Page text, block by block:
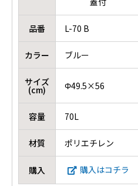
品番 L-70 B
カラー ブルー
サイズ
(cm) Φ49.5×56
容量 70L
材質 ポリエチレン
購入 購入はコチラ